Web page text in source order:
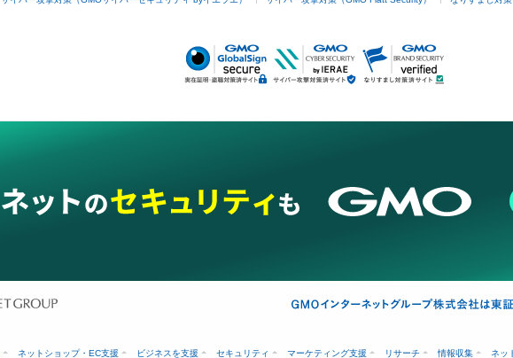
ネットショップ・EC支援 ビジネスを支援 セキュリティ マーケティング支援 リサーチ 情報収集 ネッ